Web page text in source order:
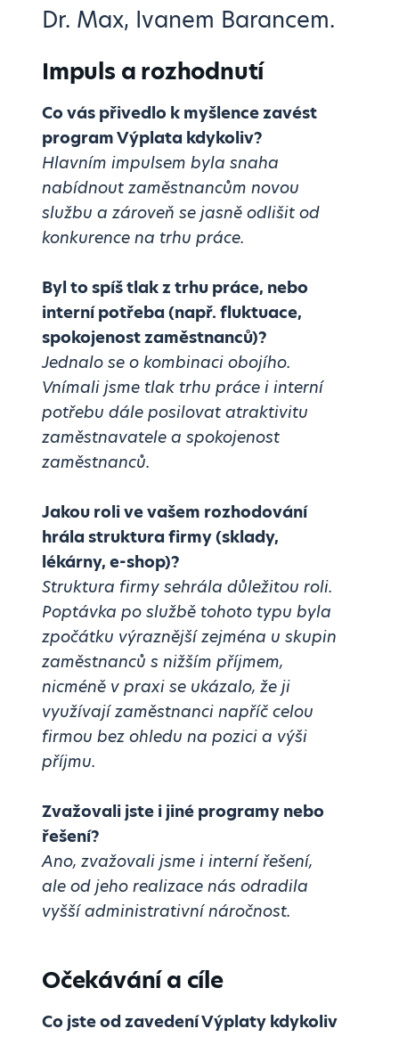
Dr. Max, Ivanem Barancem.
Impuls a rozhodnutí
Co vás přivedlo k myšlence zavést
program Výplata kdykoliv?
Hlavním impulsem byla snaha
nabídnout zaměstnancům novou
službu a zároveň se jasně odlišit od
konkurence na trhu práce.
Byl to spíš tlak z trhu práce, nebo
interní potřeba (např. fluktuace,
spokojenost zaměstnanců)?
Jednalo se o kombinaci obojího.
Vnímali jsme tlak trhu práce i interní
potřebu dále posilovat atraktivitu
zaměstnavatele a spokojenost
zaměstnanců.
Jakou roli ve vašem rozhodování
hrála struktura firmy (sklady,
lékárny, e-shop)?
Struktura firmy sehrála důležitou roli.
Poptávka po službě tohoto typu byla
zpočátku výraznější zejména u skupin
zaměstnanců s nižším příjmem,
nicméně v praxi se ukázalo, že ji
využívají zaměstnanci napříč celou
firmou bez ohledu na pozici a výši
příjmu.
Zvažovali jste i jiné programy nebo
řešení?
Ano, zvažovali jsme i interní řešení,
ale od jeho realizace nás odradila
vyšší administrativní náročnost.
Očekávání a cíle
Co jste od zavedení Výplaty kdykoliv